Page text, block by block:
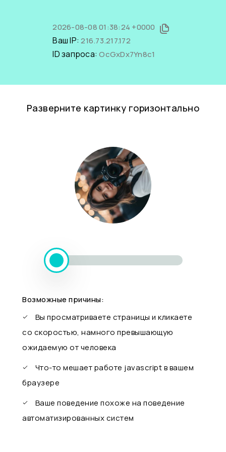
2026-08-08 01:38:24 +0000
Ваш IP:216.73.217.172
ID запроса:OcGxDx7Yn8c1
Разверните картинку горизонтально
Возможные причины:
Вы просматриваете страницы и кликаете
со скоростью, намного превышающую
ожидаемую от человека
Что-то мешает работе javascript в вашем
браузере
Ваше поведение похоже на поведение
автоматизированных систем